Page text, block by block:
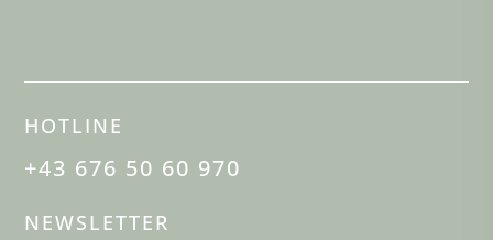
HOTLINE
+43 676 50 60 970
NEWSLETTER